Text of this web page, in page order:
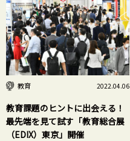
教育 2022.04.06
教育課題のヒントに出会える！
最先端を見て試す「教育総合展
（EDIX）東京」開催